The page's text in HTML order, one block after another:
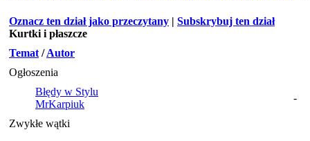
Oznacz ten dział jako przeczytany | Subskrybuj ten dział
Kurtki i płaszcze
Temat /Autor
Ogłoszenia
Błędy w Stylu
MrKarpiuk
-
Zwykłe wątki